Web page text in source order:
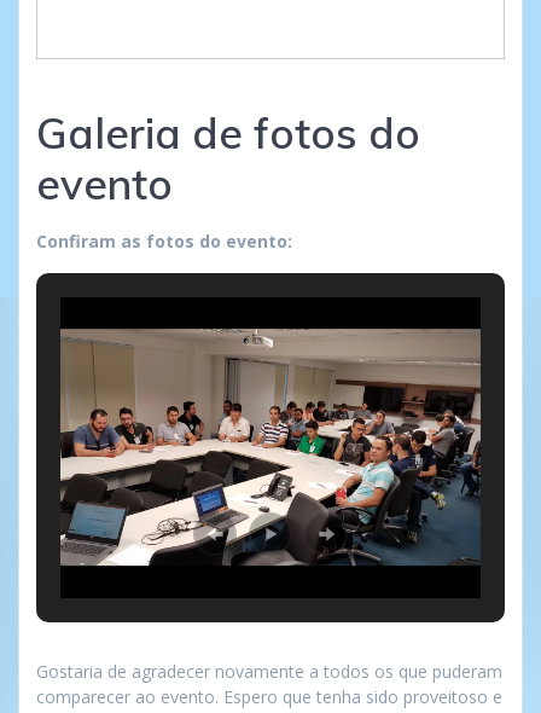
Galeria de fotos do
evento
Confiram as fotos do evento:
Gostaria de agradecer novamente a todos os que puderam
comparecer ao evento. Espero que tenha sido proveitoso e